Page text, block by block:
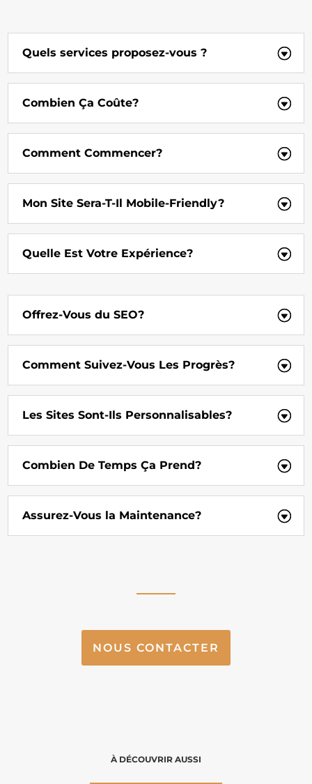
Quels services proposez-vous ?
Combien Ça Coûte?
Comment Commencer?
Mon Site Sera-T-Il Mobile-Friendly?
Quelle Est Votre Expérience?
Offrez-Vous du SEO?
Comment Suivez-Vous Les Progrès?
Les Sites Sont-Ils Personnalisables?
Combien De Temps Ça Prend?
Assurez-Vous la Maintenance?
NOUS CONTACTER
À DÉCOUVRIR AUSSI